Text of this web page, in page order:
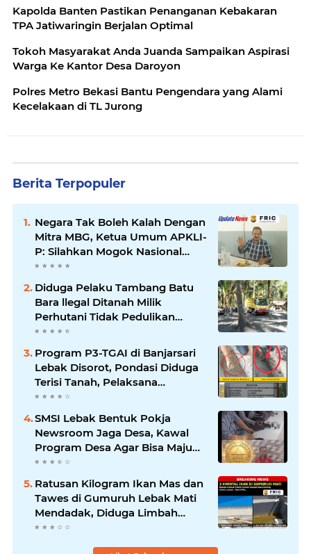
Kapolda Banten Pastikan Penanganan Kebakaran
TPA Jatiwaringin Berjalan Optimal
Tokoh Masyarakat Anda Juanda Sampaikan Aspirasi
Warga Ke Kantor Desa Daroyon
Polres Metro Bekasi Bantu Pengendara yang Alami
Kecelakaan di TL Jurong
Berita Terpopuler
Negara Tak Boleh Kalah Dengan
Mitra MBG, Ketua Umum APKLI-
P: Silahkan Mogok Nasional
Ganti Kantin Sekolah
Diduga Pelaku Tambang Batu
Bara llegal Ditanah Milik
Perhutani Tidak Pedulikan
Dampak Lingkungan
Program P3-TGAI di Banjarsari
Lebak Disorot, Pondasi Diduga
Terisi Tanah, Pelaksana
Terancam Sanksi Berat Hingga
SMSI Lebak Bentuk Pokja
Newsroom Jaga Desa, Kawal
Program Desa Agar Bisa Maju
dan Mandiri
Ratusan Kilogram Ikan Mas dan
Tawes di Gumuruh Lebak Mati
Mendadak, Diduga Limbah
Pabrik RPH Ayam Cemari